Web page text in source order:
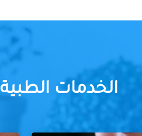
الخدمات الطبية